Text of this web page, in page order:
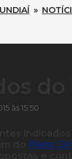
»
às 15:50
Plano